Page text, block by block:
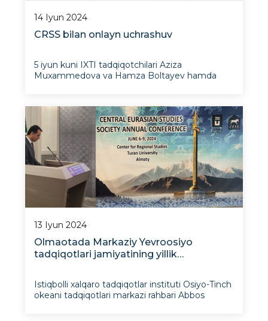
14 Iyun 2024
CRSS bilan onlayn uchrashuv
5 iyun kuni IXTI tadqiqotchilari Aziza
Muxammedova va Hamza Boltayev hamda
o‘tdi va unda hamkorlik imkoniyatlari
muhokama qilindi. Hamza Boltayev va Aziza
Muxammedova tomonidan afg‘on
13 Iyun 2024
Olmaotada Markaziy Yevroosiyo
tadqiqotlari jamiyatining yillik
Istiqbolli xalqaro tadqiqotlar instituti Osiyo-Tinch
okeani tadqiqotlari markazi rahbari Abbos